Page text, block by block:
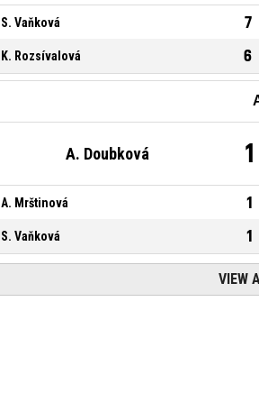
S. Vaňková 7
K. Rozsívalová 6
A. Doubková 1
A. Mrštinová 1
S. Vaňková 1
VIEW